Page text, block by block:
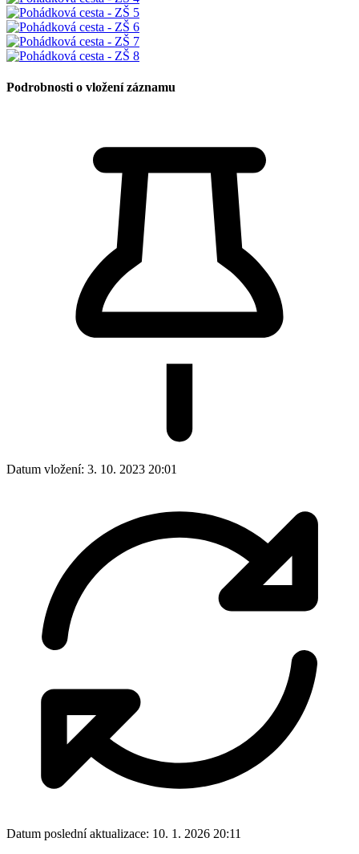
Podrobnosti o vložení záznamu
Datum vložení: 3. 10. 2023 20:01
Datum poslední aktualizace: 10. 1. 2026 20:11